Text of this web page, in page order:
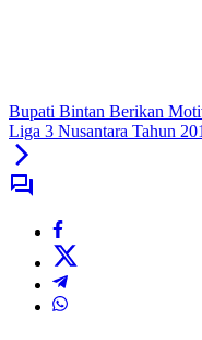
Bupati Bintan Berikan
Liga 3 Nusantara Tahun